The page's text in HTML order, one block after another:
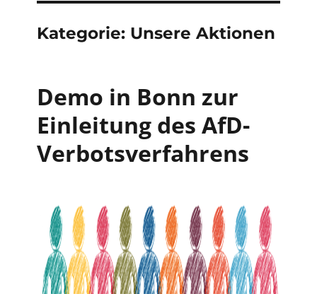
Kategorie: Unsere Aktionen
Demo in Bonn zur
Einleitung des AfD-
Verbotsverfahrens